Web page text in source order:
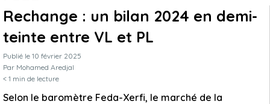
Rechange : un bilan 2024 en demi-
teinte entre VL et PL
Publié le 10 février 2025
Par Mohamed Aredjal
< 1 min de lecture
Selon le baromètre Feda-Xerfi, le marché de la